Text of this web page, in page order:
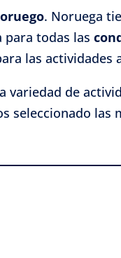
. Noruega
para todas las
las actividades
de
seleccionado las